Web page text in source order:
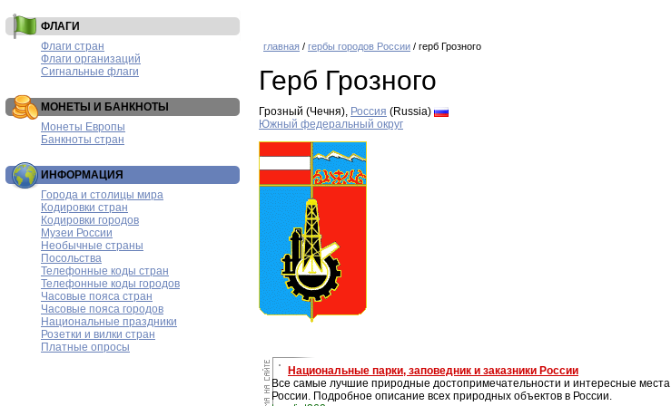
ФЛАГИ
Флаги стран
Флаги организаций
Сигнальные флаги
МОНЕТЫ И БАНКНОТЫ
Монеты Европы
Банкноты стран
ИНФОРМАЦИЯ
Города и столицы мира
Кодировки стран
Кодировки городов
Музеи России
Необычные страны
Посольства
Телефонные коды стран
Телефонные коды городов
Часовые пояса стран
Часовые пояса городов
Национальные праздники
Розетки и вилки стран
Платные опросы
главная / гербы городов России / герб Грозного
Герб Грозного
Грозный (Чечня), Россия (Russia)
Южный федеральный округ
Национальные парки, заповедник и заказники России
Все самые лучшие природные достопримечательности и интересные места
России. Подробное описание всех природных объектов в России.